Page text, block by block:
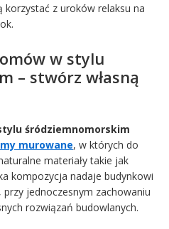
korzystać z uroków relaksu na
w stylu
– stwórz własną
śródziemnomorskim
murowane, w których do
materiały takie jak
kompozycja nadaje budynkowi
jednoczesnym zachowaniu
rozwiązań budowlanych.